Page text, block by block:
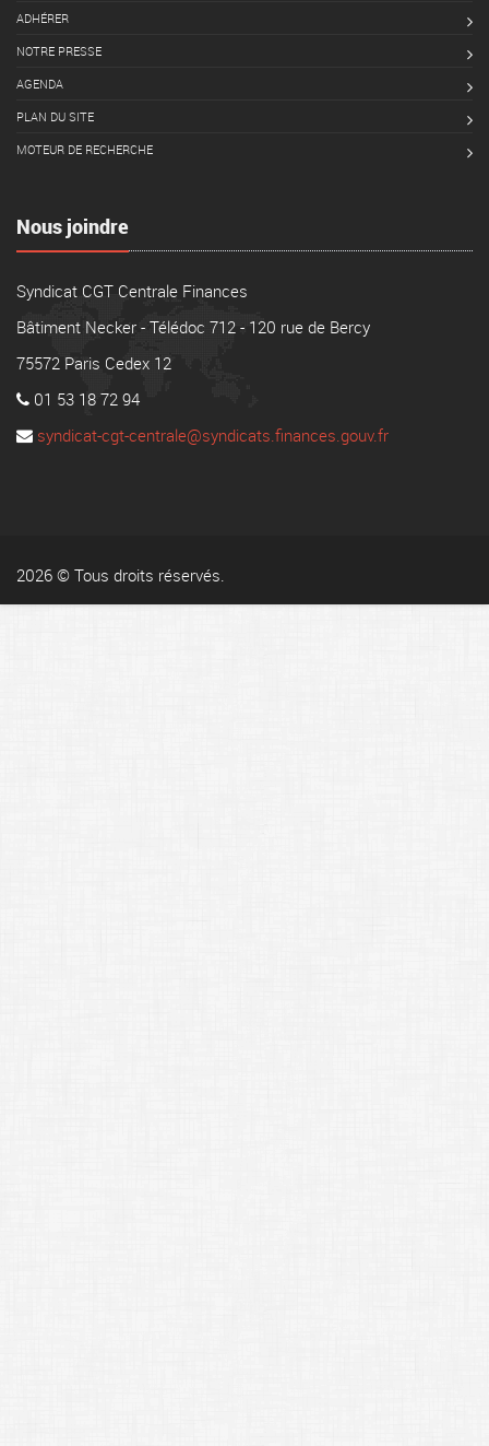
ADHÉRER
NOTRE PRESSE
AGENDA
PLAN DU SITE
MOTEUR DE RECHERCHE
Nous joindre
Syndicat CGT Centrale Finances
Bâtiment Necker - Télédoc 712 - 120 rue de Bercy
75572 Paris Cedex 12
01 53 18 72 94
syndicat-cgt-centrale@syndicats.finances.gouv.fr
2026 © Tous droits réservés.